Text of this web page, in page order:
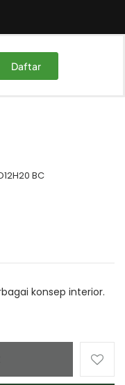
Daftar
BC
konsep interior.